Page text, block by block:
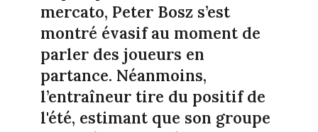
mercato, Peter Bosz s’est
montré évasif au moment de
parler des joueurs en
partance. Néanmoins,
l’entraîneur tire du positif de
l'été, estimant que son groupe